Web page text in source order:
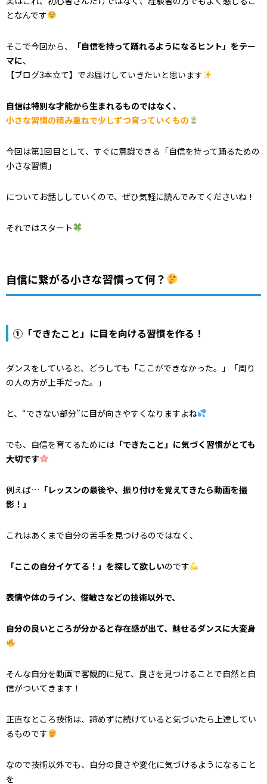
となんです
そこで今回から、
「自信を持って踊れるようになるヒント」をテー
マに、
【ブログ3本立て】でお届けしていきたいと思います
自信は特別な才能から生まれるものではなく、
小さな習慣の積み重ねで少しずつ育っていくもの
今回は第1回目として、すぐに意識できる「自信を持って踊るための
小さな習慣」
についてお話ししていくので、ぜひ気軽に読んでみてくださいね！
それではスタート
自信に繋がる小さな習慣って何？
①「できたこと」に目を向ける習慣を作る！
ダンスをしていると、どうしても「ここができなかった。」「周り
の人の方が上手だった。」
と、“できない部分”に目が向きやすくなりますよね
でも、自信を育てるためには 「できたこと」に気づく習慣がとても
大切です
例えば… 「レッスンの最後や、振り付けを覚えてきたら動画を撮
影！」
これはあくまで自分の苦手を見つけるのではなく、
「ここの自分イケてる！」を探して欲しいのです
表情や体のライン、俊敏さなどの技術以外で、
自分の良いところが分かると存在感が出て、魅せるダンスに大変身
そんな自分を動画で客観的に見て、良さを見つけることで自然と自
信がついてきます！
正直なところ技術は、諦めずに続けていると気づいたら上達してい
るものです
なので技術以外でも、自分の良さや変化に気づけるようになること
を